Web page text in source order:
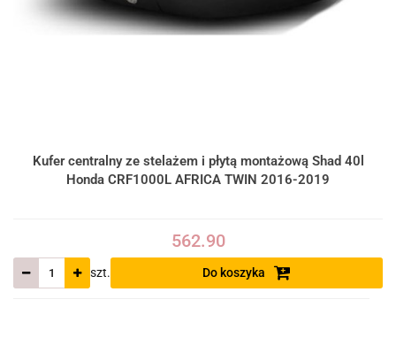
Kufer centralny ze stelażem i płytą montażową Shad 40l
Honda CRF1000L AFRICA TWIN 2016-2019
562.90
szt. Do koszyka